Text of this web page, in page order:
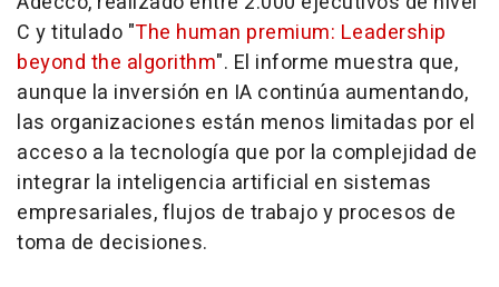
C y titulado "The human premium: Leadership
beyond the algorithm". El informe muestra que,
aunque la inversión en IA continúa aumentando,
las organizaciones están menos limitadas por el
acceso a la tecnología que por la complejidad de
integrar la inteligencia artificial en sistemas
empresariales, flujos de trabajo y procesos de
toma de decisiones.